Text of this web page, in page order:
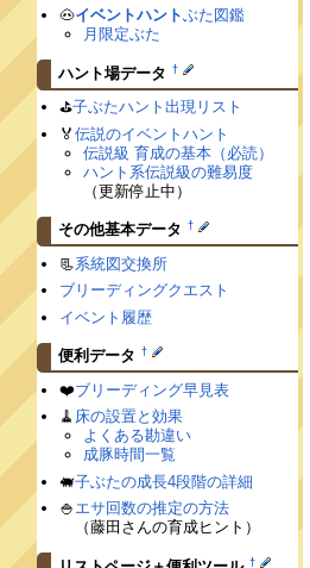
🐽イベントハントぶた図鑑
月限定ぶた
ハント場データ †
⛳️子ぶたハント出現リスト
🏅伝説のイベントハント
伝説級 育成の基本（必読）
ハント系伝説級の難易度
（更新停止中）
その他基本データ †
📃系統図交換所
ブリーディングクエスト
イベント履歴
便利データ †
❤️ブリーディング早見表
🧹 床の設置と効果
よくある勘違い
成豚時間一覧
🐖子ぶたの成長4段階の詳細
🍚 エサ回数の推定の方法
（藤田さんの育成ヒント）
†